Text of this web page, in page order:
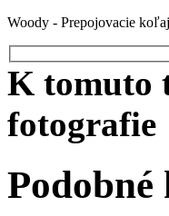
Woody - Prepojovacie
K tomuto
fotografie